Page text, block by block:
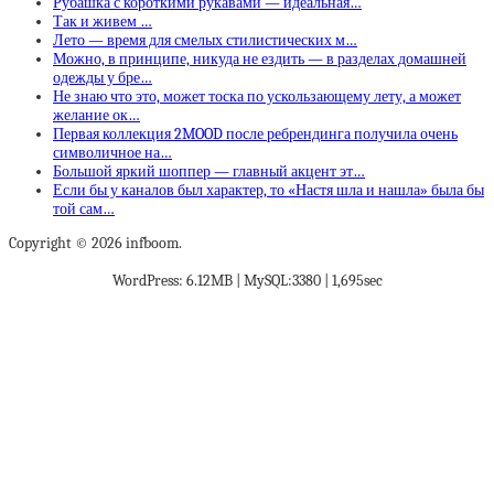
Так и живем …
Лето — время для смелых стилистических м…
Можно, в принципе, никуда не ездить — в разделах домашней
одежды у бре…
Не знаю что это, может тоска по ускользающему лету, а может
желание ок…
Первая коллекция 2MOOD после ребрендинга получила очень
символичное на…
Большой яркий шоппер — главный акцент эт…
Если бы у каналов был характер, то «Настя шла и нашла» была бы
той сам…
Copyright © 2026 infboom.
WordPress: 6.12MB | MySQL:3380 | 1,695sec